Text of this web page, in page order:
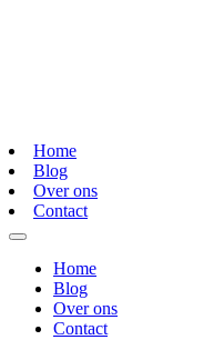
Home
Blog
Over ons
Contact
Home
Blog
Over ons
Contact